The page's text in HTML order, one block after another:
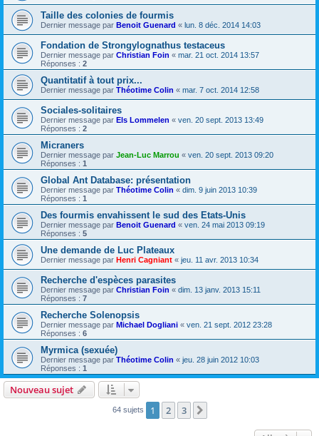
Taille des colonies de fourmis
Dernier message par Benoit Guenard « lun. 8 déc. 2014 14:03
Fondation de Strongylognathus testaceus
Dernier message par Christian Foin « mar. 21 oct. 2014 13:57
Réponses : 2
Quantitatif à tout prix...
Dernier message par Théotime Colin « mar. 7 oct. 2014 12:58
Sociales-solitaires
Dernier message par Els Lommelen « ven. 20 sept. 2013 13:49
Réponses : 2
Micraners
Dernier message par Jean-Luc Marrou « ven. 20 sept. 2013 09:20
Réponses : 1
Global Ant Database: présentation
Dernier message par Théotime Colin « dim. 9 juin 2013 10:39
Réponses : 1
Des fourmis envahissent le sud des Etats-Unis
Dernier message par Benoit Guenard « ven. 24 mai 2013 09:19
Réponses : 5
Une demande de Luc Plateaux
Dernier message par Henri Cagniant « jeu. 11 avr. 2013 10:34
Recherche d'espèces parasites
Dernier message par Christian Foin « dim. 13 janv. 2013 15:11
Réponses : 7
Recherche Solenopsis
Dernier message par Michael Dogliani « ven. 21 sept. 2012 23:28
Réponses : 6
Myrmica (sexuée)
Dernier message par Théotime Colin « jeu. 28 juin 2012 10:03
Réponses : 1
Nouveau sujet
64 sujets 1 2 3